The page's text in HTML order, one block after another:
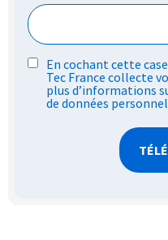
RGPDEn cochant cette
Tec France collecte
plus d’informations
de données